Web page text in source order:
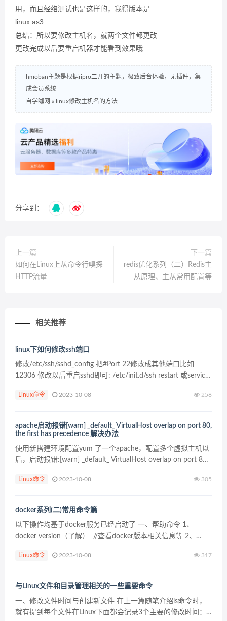
用，而且经络测试也是这样的，我得版本是
linux as3
总结：所以要修改主机名，就两个文件都更改
更改完成以后要重启机器才能看到效果哦
hmoban主题是根据ripro二开的主题，极致后台体验，无插件，集
成会员系统
自学咖网 » linux修改主机名的方法
分享到：
上一篇
如何在Linux上从命令行嗅探
HTTP流量
下一篇
redis优化系列（二）Redis主
从原理、主从常用配置等
相关推荐
linux下如何修改ssh端口
修改/etc/ssh/sshd_config 把#Port 22修改成其他端口比如
12306 修改以后重启sshd即可: /etc/init.d/ssh restart 或service
Linux命令 2023-10-08 258
apache启动报错[warn] _default_ VirtualHost overlap on port 80,
the first has precedence 解决办法
使用新搭建环境配置yum 了一个apache，配置多个虚拟主机以
后，启动报错:[warn] _default_ VirtualHost overlap on port 80,
Linux命令 2023-10-08 305
docker系列(二)常用命令篇
以下操作均基于docker服务已经启动了 一、帮助命令 1、
docker version（了解） //查看docker版本相关信息等 2、
Linux命令 2023-10-08 317
与Linux文件和目录管理相关的一些重要命令
一、修改文件时间与创建新文件 在上一篇随笔介绍ls命令时，
就有提到每个文件在Linux下面都会记录3个主要的修改时间：